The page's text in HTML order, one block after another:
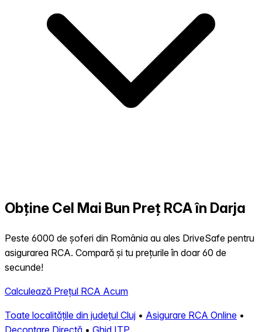
Obține Cel Mai Bun Preț RCA în Darja
Peste 6000 de șoferi din România au ales DriveSafe pentru
asigurarea RCA. Compară și tu prețurile în doar 60 de
secunde!
Calculează Prețul RCA Acum
Toate localitățile din județul Cluj • Asigurare RCA Online •